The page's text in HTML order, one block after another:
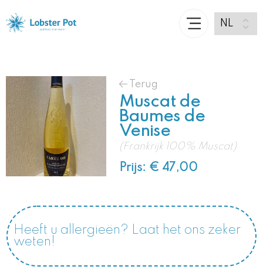
Terug
Muscat de
Baumes de
Venise
(Frankrijk 100% Muscat)
Prijs: € 47,00
Heeft u allergieën? Laat het ons zeker
weten!